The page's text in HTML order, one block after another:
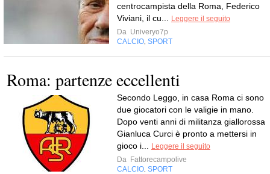
centrocampista della Roma, Federico
Viviani, il cu...
Leggere il seguito
Da Univeryo7p
CALCIO SPORT
Roma: partenze eccellenti
Secondo Leggo, in casa Roma ci sono
due giocatori con le valigie in mano.
Dopo venti anni di militanza giallorossa
Gianluca Curci è pronto a mettersi in
gioco i...
Leggere il seguito
Da Fattorecampolive
CALCIO SPORT